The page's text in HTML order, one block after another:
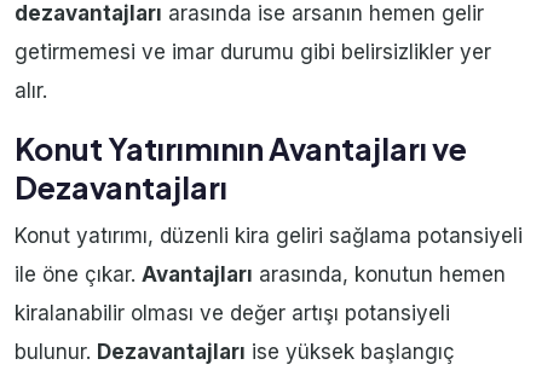
dezavantajları arasında ise arsanın hemen gelir
getirmemesi ve imar durumu gibi belirsizlikler yer
alır.
Konut Yatırımının Avantajları ve
Dezavantajları
Konut yatırımı, düzenli kira geliri sağlama potansiyeli
ile öne çıkar. Avantajları arasında, konutun hemen
kiralanabilir olması ve değer artışı potansiyeli
bulunur. Dezavantajları ise yüksek başlangıç